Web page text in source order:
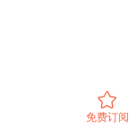
免费订阅